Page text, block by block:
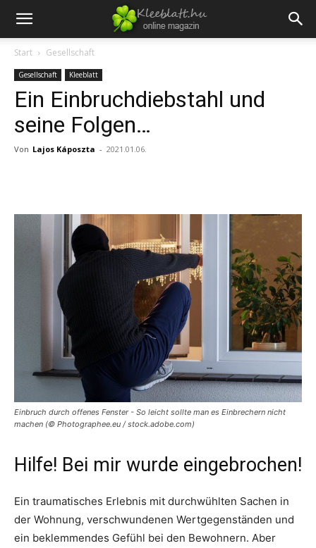
Start Gesellschaft
Gesellschaft Kleeblatt
Ein Einbruchdiebstahl und
seine Folgen…
Von Lajos Káposzta - 2021.01.06.
Einbruch durch offenes Fenster - So leicht sollte man es Einbrechern nicht
machen (© Photographee.eu / stock.adobe.com)
Hilfe! Bei mir wurde eingebrochen!
Ein traumatisches Erlebnis mit durchwühlten Sachen in
der Wohnung, verschwundenen Wertgegenständen und
ein beklemmendes Gefühl bei den Bewohnern. Aber